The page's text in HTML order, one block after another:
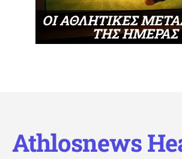
ΟΙ ΑΘΛΗΤΙΚΕΣ
ΤΗΣ ΗΜΕΡΑΣ
Athlosnews